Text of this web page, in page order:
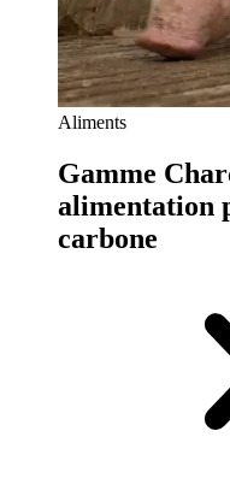
Aliments
Gamme
alimentation
carbone